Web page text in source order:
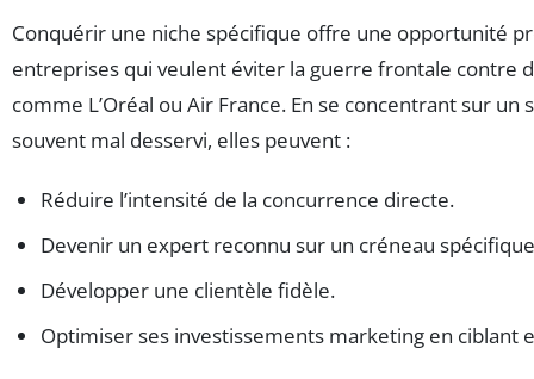
Conquérir une niche spécifique offre une opportunité
entreprises qui veulent éviter la guerre frontale contre
comme L’Oréal ou Air France. En se concentrant sur un
souvent mal desservi, elles peuvent :
Réduire l’intensité de la concurrence directe.
Devenir un expert reconnu sur un créneau
Développer une clientèle fidèle.
Optimiser ses investissements marketing en ciblant